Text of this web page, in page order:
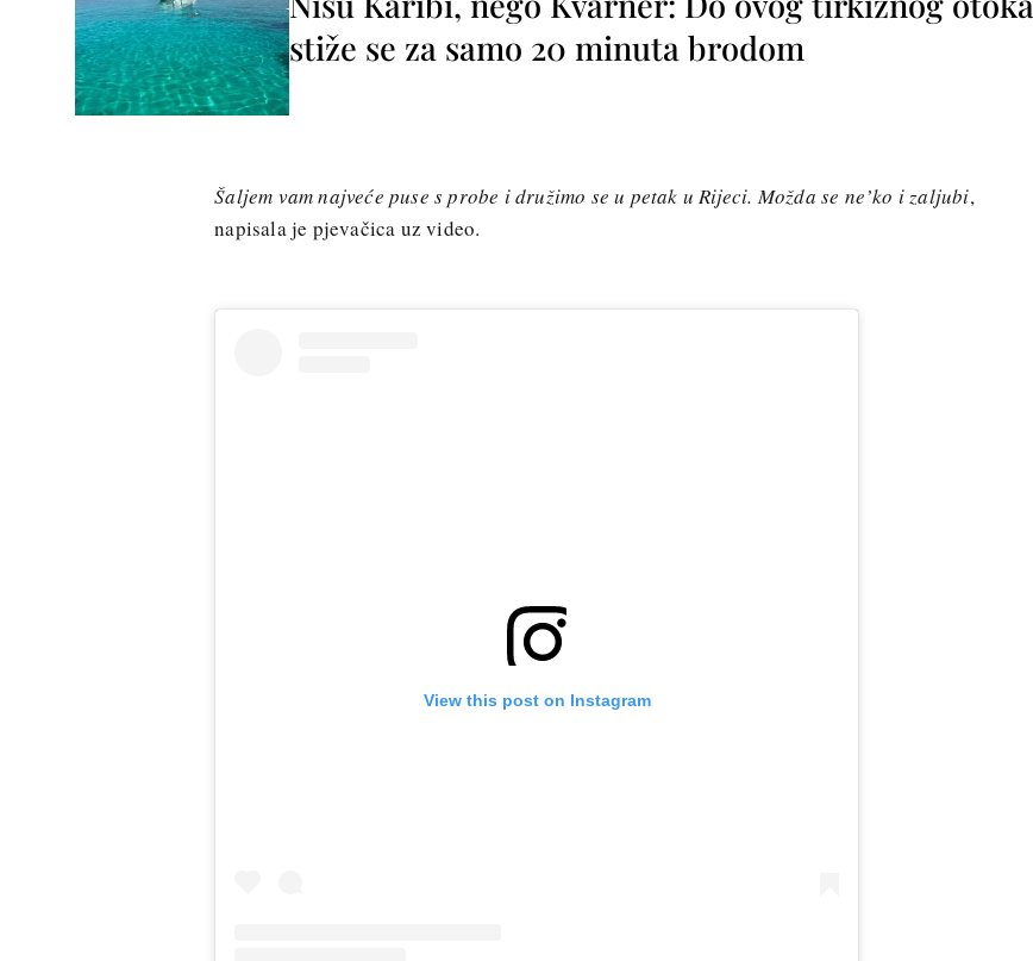
stiže se za samo 20 minuta brodom
Šaljem vam najveće puse s probe i družimo se u petak u Rijeci. Možda se ne’ko i zaljubi,
napisala je pjevačica uz video.
View this post on Instagram